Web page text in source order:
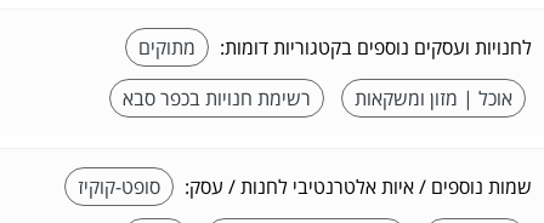
לחנויות ועסקים נוספים בקטגוריות דומות:
מתוקים
אוכל | מזון ומשקאות
רשימת חנויות בכפר סבא
שמות נוספים / איות אלטרנטיבי לחנות / עסק:
סופט-קוקיז